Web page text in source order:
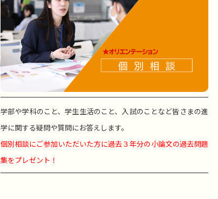
学部や学科のこと、学生生活のこと、入試のことなど皆さまの進
学に関する疑問や質問にお答えします。
個別相談にご参加いただいた方に過去３年分の小論文の過去問題
集をプレゼント！